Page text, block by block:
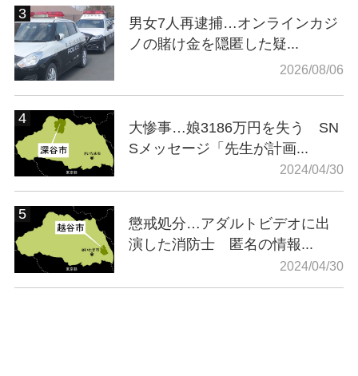
男女7人再逮捕…オンラインカジ
ノの賭け金を隠匿した疑...
2026/08/06
大惨事…娘3186万円を失う SN
Sメッセージ「先生が計画...
2024/04/30
懲戒処分…アダルトビデオに出
演した消防士 匿名の情報...
2024/04/30